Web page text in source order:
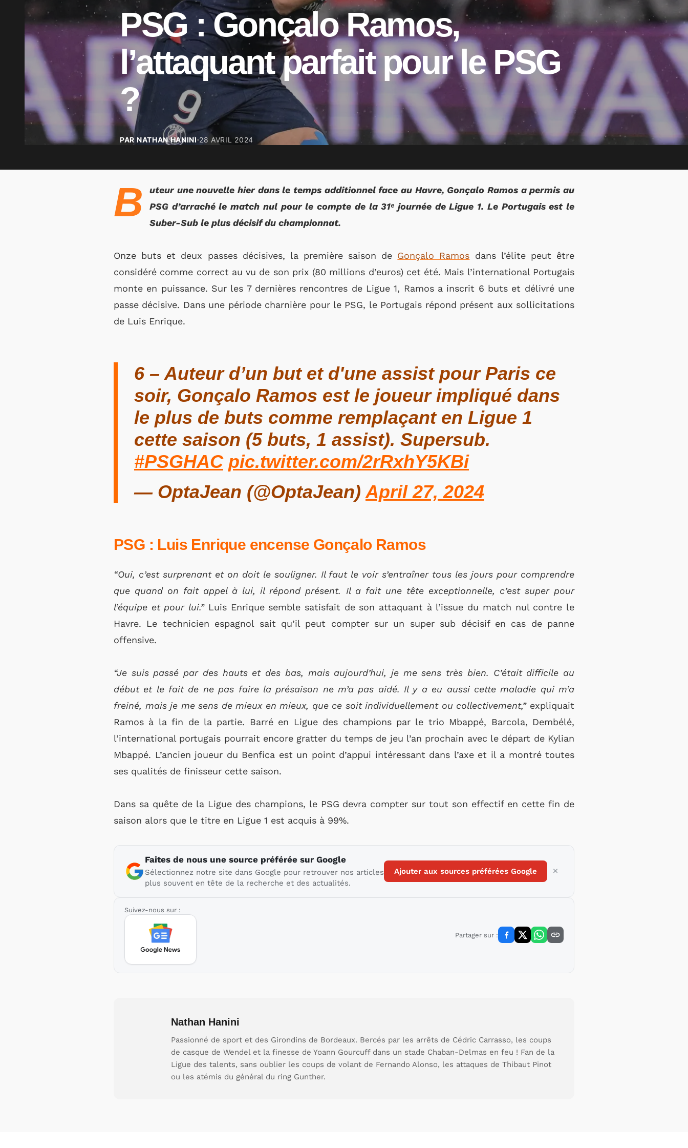
PSG : Gonçalo Ramos,
l’attaquant parfait pour le PSG
?
PAR NATHAN HANINI 28 AVRIL 2024
B
uteur une nouvelle hier dans le temps additionnel face au Havre, Gonçalo Ramos a permis au
PSG d’arraché le match nul pour le compte de la 31ᵉ journée de Ligue 1. Le Portugais est le
Suber-Sub le plus décisif du championnat.
Onze buts et deux passes décisives, la première saison de Gonçalo Ramos dans l’élite peut être
considéré comme correct au vu de son prix (80 millions d’euros) cet été. Mais l’international Portugais
monte en puissance. Sur les 7 dernières rencontres de Ligue 1, Ramos a inscrit 6 buts et délivré une
passe décisive. Dans une période charnière pour le PSG, le Portugais répond présent aux sollicitations
de Luis Enrique.
6 – Auteur d’un but et d'une assist pour Paris ce
soir, Gonçalo Ramos est le joueur impliqué dans
le plus de buts comme remplaçant en Ligue 1
cette saison (5 buts, 1 assist). Supersub.
#PSGHAC pic.twitter.com/2rRxhY5KBi
— OptaJean (@OptaJean) April 27, 2024
PSG : Luis Enrique encense Gonçalo Ramos
“Oui, c’est surprenant et on doit le souligner. Il faut le voir s’entraîner tous les jours pour comprendre
que quand on fait appel à lui, il répond présent. Il a fait une tête exceptionnelle, c’est super pour
l’équipe et pour lui.” Luis Enrique semble satisfait de son attaquant à l’issue du match nul contre le
Havre. Le technicien espagnol sait qu’il peut compter sur un super sub décisif en cas de panne
offensive.
“Je suis passé par des hauts et des bas, mais aujourd’hui, je me sens très bien. C’était difficile au
début et le fait de ne pas faire la présaison ne m’a pas aidé. Il y a eu aussi cette maladie qui m’a
freiné, mais je me sens de mieux en mieux, que ce soit individuellement ou collectivement,” expliquait
Ramos à la fin de la partie. Barré en Ligue des champions par le trio Mbappé, Barcola, Dembélé,
l’international portugais pourrait encore gratter du temps de jeu l’an prochain avec le départ de Kylian
Mbappé. L’ancien joueur du Benfica est un point d’appui intéressant dans l’axe et il a montré toutes
ses qualités de finisseur cette saison.
Dans sa quête de la Ligue des champions, le PSG devra compter sur tout son effectif en cette fin de
saison alors que le titre en Ligue 1 est acquis à 99%.
Faites de nous une source préférée sur Google
Sélectionnez notre site dans Google pour retrouver nos articles
plus souvent en tête de la recherche et des actualités.
Ajouter aux sources préférées Google
Suivez-nous sur :
Partager sur :
Nathan Hanini
Passionné de sport et des Girondins de Bordeaux. Bercés par les arrêts de Cédric Carrasso, les coups
de casque de Wendel et la finesse de Yoann Gourcuff dans un stade Chaban-Delmas en feu ! Fan de la
Ligue des talents, sans oublier les coups de volant de Fernando Alonso, les attaques de Thibaut Pinot
ou les atémis du général du ring Gunther.